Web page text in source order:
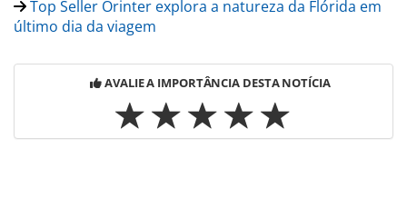
Top Seller Orinter explora a natureza da Flórida em
último dia da viagem
AVALIE A IMPORTÂNCIA DESTA NOTÍCIA